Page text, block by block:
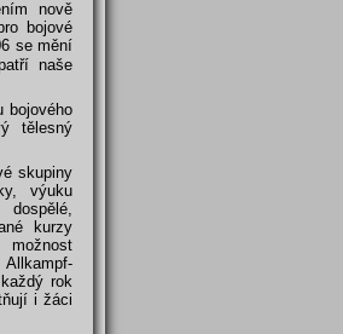
nově
bojové
se mění
naše
bojového
tělesný
skupiny
výuku
kurzy
rok
i žáci